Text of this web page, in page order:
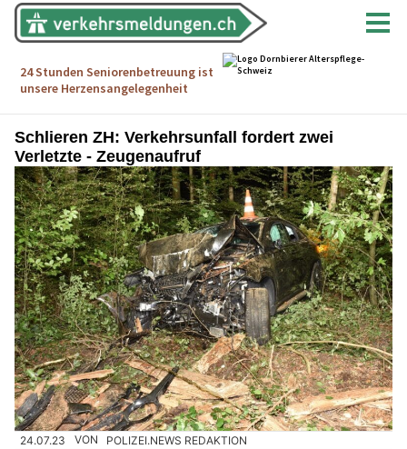
Schlieren ZH: Verkehrsunfall fordert zwei
Verletzte - Zeugenaufruf
24.07.23 VON POLIZEI.NEWS REDAKTION